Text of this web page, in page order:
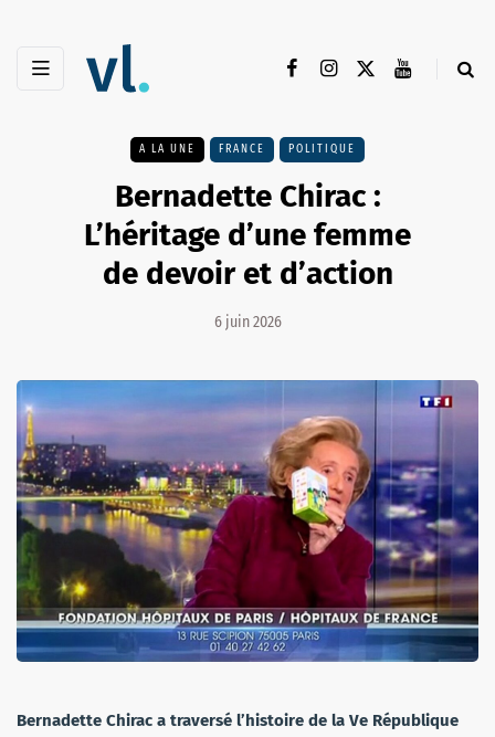
A LA UNE FRANCE POLITIQUE
Bernadette Chirac :
L’héritage d’une femme
de devoir et d’action
6 juin 2026
Bernadette Chirac a traversé l’histoire de la Ve République